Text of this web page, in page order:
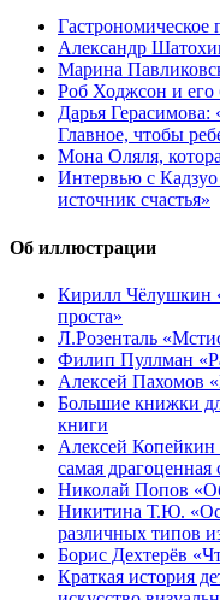
Александр
Марина
Роб Ходжсон и его
Дарья Герасимова:
Главное, чтобы
Мона Оляля,
Интервью с
источник счастья»
Об иллюстрации
Кирилл Чёлушкин
проста»
Л.Розенталь
Филип Пуллман
Алексей Пахомов
Большие книжки
книги
Алексей
самая драгоценная
Николай Попов
Никитина Т.Ю.
различных типов
Борис Дехтерёв
Краткая история